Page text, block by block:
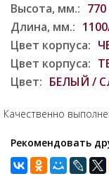
Высота, мм.: 770
Длина, мм.:
Цвет корпуса:
Цвет корпуса:
Цвет: БЕЛЫЙ /
Качественно
Рекомендовать